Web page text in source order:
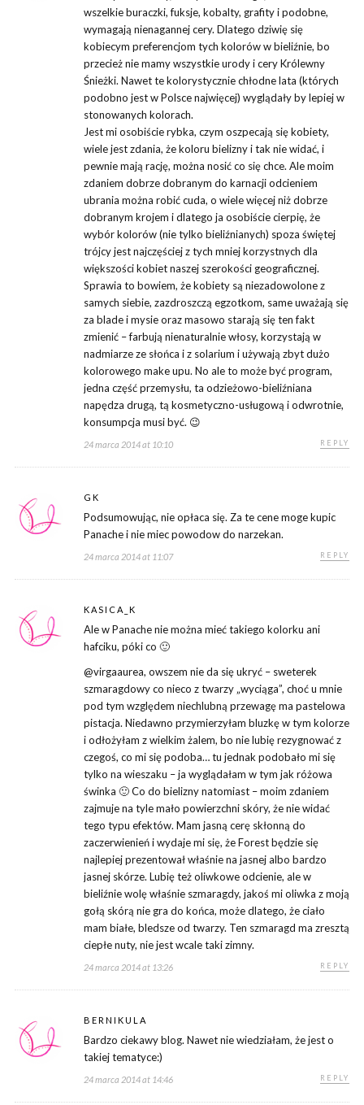
wszelkie buraczki, fuksje, kobalty, grafity i podobne,
wymagają nienagannej cery. Dlatego dziwię się
kobiecym preferencjom tych kolorów w bieliźnie, bo
przecież nie mamy wszystkie urody i cery Królewny
Śnieżki. Nawet te kolorystycznie chłodne lata (których
podobno jest w Polsce najwięcej) wyglądały by lepiej w
stonowanych kolorach.
Jest mi osobiście rybka, czym oszpecają się kobiety,
wiele jest zdania, że koloru bielizny i tak nie widać, i
pewnie mają rację, można nosić co się chce. Ale moim
zdaniem dobrze dobranym do karnacji odcieniem
ubrania można robić cuda, o wiele więcej niż dobrze
dobranym krojem i dlatego ja osobiście cierpię, że
wybór kolorów (nie tylko bieliźnianych) spoza świętej
trójcy jest najczęściej z tych mniej korzystnych dla
większości kobiet naszej szerokości geograficznej.
Sprawia to bowiem, że kobiety są niezadowolone z
samych siebie, zazdroszczą egzotkom, same uważają się
za blade i mysie oraz masowo starają się ten fakt
zmienić – farbują nienaturalnie włosy, korzystają w
nadmiarze ze słońca i z solarium i używają zbyt dużo
kolorowego make upu. No ale to może być program,
jedna część przemysłu, ta odzieżowo-bieliźniana
napędza drugą, tą kosmetyczno-usługową i odwrotnie,
konsumpcja musi być. 😉
24 marca 2014 at 10:10 REPLY
GK
Podsumowując, nie opłaca się. Za te cene moge kupic
Panache i nie miec powodow do narzekan.
24 marca 2014 at 11:07 REPLY
KASICA_K
Ale w Panache nie można mieć takiego kolorku ani
hafciku, póki co 🙂
@virgaaurea, owszem nie da się ukryć – sweterek
szmaragdowy co nieco z twarzy „wyciąga”, choć u mnie
pod tym względem niechlubną przewagę ma pastelowa
pistacja. Niedawno przymierzyłam bluzkę w tym kolorze
i odłożyłam z wielkim żalem, bo nie lubię rezygnować z
czegoś, co mi się podoba… tu jednak podobało mi się
tylko na wieszaku – ja wyglądałam w tym jak różowa
świnka 🙂 Co do bielizny natomiast – moim zdaniem
zajmuje na tyle mało powierzchni skóry, że nie widać
tego typu efektów. Mam jasną cerę skłonną do
zaczerwienień i wydaje mi się, że Forest będzie się
najlepiej prezentował właśnie na jasnej albo bardzo
jasnej skórze. Lubię też oliwkowe odcienie, ale w
bieliźnie wolę właśnie szmaragdy, jakoś mi oliwka z moją
gołą skórą nie gra do końca, może dlatego, że ciało
mam białe, bledsze od twarzy. Ten szmaragd ma zresztą
ciepłe nuty, nie jest wcale taki zimny.
24 marca 2014 at 13:26 REPLY
BERNIKULA
Bardzo ciekawy blog. Nawet nie wiedziałam, że jest o
takiej tematyce:)
24 marca 2014 at 14:46 REPLY